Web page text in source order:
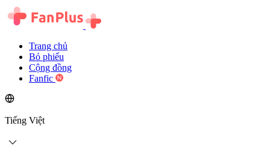
Trang chủ
Bỏ phiếu
Cộng đồng
Fanfic
Tiếng Việt